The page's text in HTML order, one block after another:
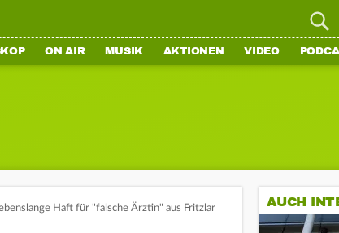
ON AIR MUSIK AKTIONEN VIDEO
Haft für "falsche Ärztin" aus Fritzlar
AUCH